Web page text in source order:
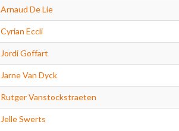
Arnaud De Lie
Cyrian Eccli
Jordi Goffart
Jarne Van Dyck
Rutger Vanstockstraeten
Jelle Swerts